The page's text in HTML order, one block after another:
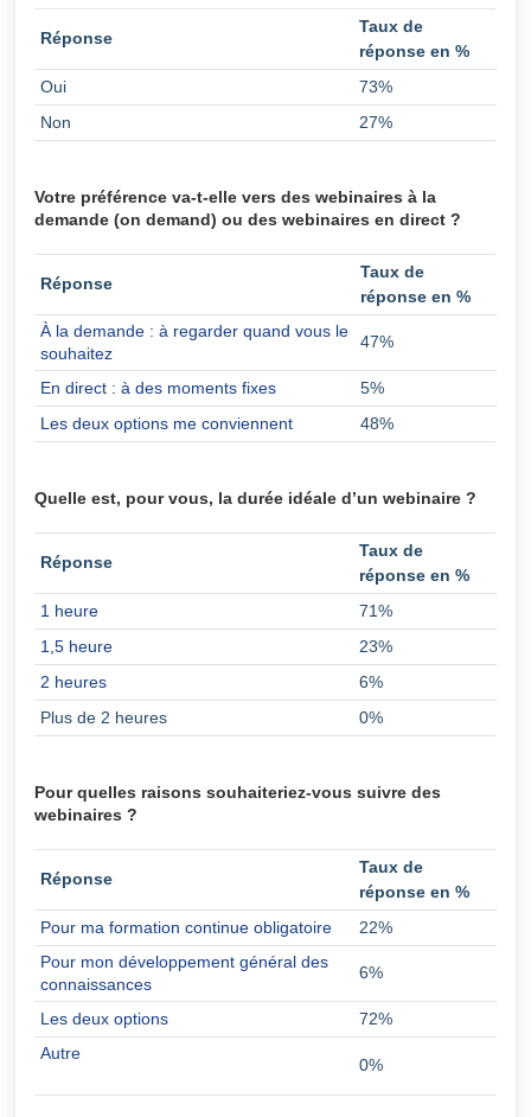
Réponse
Taux de
réponse en %
Oui
73%
Non
27%
Votre préférence va-t-elle vers des webinaires à la
demande (on demand) ou des webinaires en direct ?
Réponse
Taux de
réponse en %
À la demande : à regarder quand vous le
souhaitez
47%
En direct : à des moments fixes
5%
Les deux options me conviennent
48%
Quelle est, pour vous, la durée idéale d’un webinaire ?
Réponse
Taux de
réponse en %
1 heure
71%
1,5 heure
23%
2 heures
6%
Plus de 2 heures
0%
Pour quelles raisons souhaiteriez-vous suivre des
webinaires ?
Réponse
Taux de
réponse en %
Pour ma formation continue obligatoire
22%
Pour mon développement général des
connaissances
6%
Les deux options
72%
Autre
0%